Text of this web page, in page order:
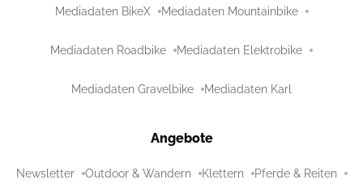
Mediadaten BikeX Mediadaten Mountainbike
Mediadaten Roadbike Mediadaten Elektrobike
Mediadaten Gravelbike Mediadaten Karl
Angebote
Newsletter Outdoor & Wandern Klettern Pferde & Reiten